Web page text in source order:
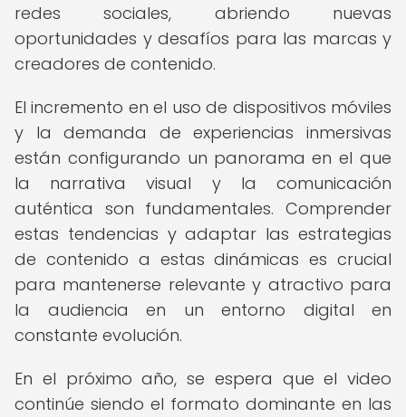
redes sociales, abriendo nuevas
oportunidades y desafíos para las marcas y
creadores de contenido.
El incremento en el uso de dispositivos móviles
y la demanda de experiencias inmersivas
están configurando un panorama en el que
la narrativa visual y la comunicación
auténtica son fundamentales. Comprender
estas tendencias y adaptar las estrategias
de contenido a estas dinámicas es crucial
para mantenerse relevante y atractivo para
la audiencia en un entorno digital en
constante evolución.
En el próximo año, se espera que el video
continúe siendo el formato dominante en las